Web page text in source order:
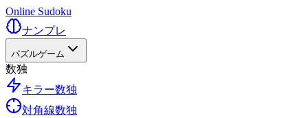
Online Sudoku
ナンプレ
パズルゲーム
数独
キラー数独
対角線数独